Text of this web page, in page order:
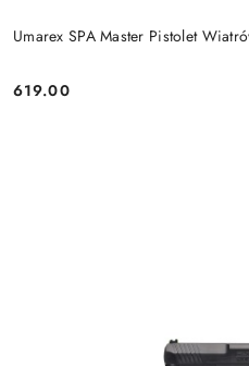
Umarex SPA Master Pistolet
Cena:
619.00